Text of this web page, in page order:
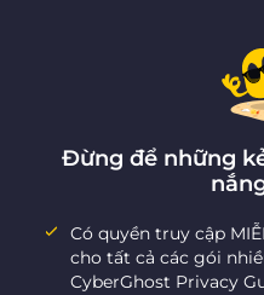
Đừng để những
Có quyền truy cập
cho tất cả các gói
CyberGhost Privacy